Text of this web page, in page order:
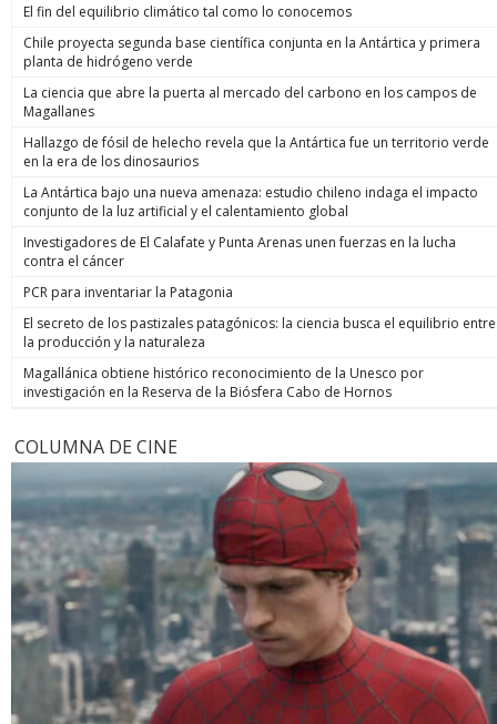
El fin del equilibrio climático tal como lo conocemos
Chile proyecta segunda base científica conjunta en la Antártica y primera
planta de hidrógeno verde
La ciencia que abre la puerta al mercado del carbono en los campos de
Magallanes
Hallazgo de fósil de helecho revela que la Antártica fue un territorio verde
en la era de los dinosaurios
La Antártica bajo una nueva amenaza: estudio chileno indaga el impacto
conjunto de la luz artificial y el calentamiento global
Investigadores de El Calafate y Punta Arenas unen fuerzas en la lucha
contra el cáncer
PCR para inventariar la Patagonia
El secreto de los pastizales patagónicos: la ciencia busca el equilibrio entre
la producción y la naturaleza
Magallánica obtiene histórico reconocimiento de la Unesco por
investigación en la Reserva de la Biósfera Cabo de Hornos
COLUMNA DE CINE